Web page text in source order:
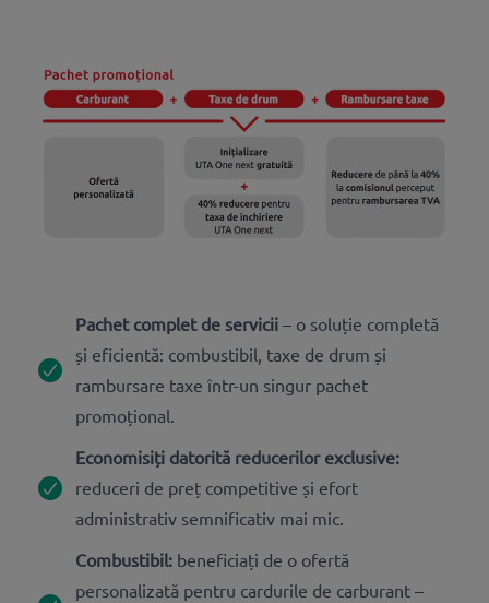
Pachet complet de servicii – o soluție completă
și eficientă: combustibil, taxe de drum și
rambursare taxe într-un singur pachet
promoțional.
Economisiți datorită reducerilor exclusive:
reduceri de preț competitive și efort
administrativ semnificativ mai mic.
Combustibil: beneficiați de o ofertă
personalizată pentru cardurile de carburant –